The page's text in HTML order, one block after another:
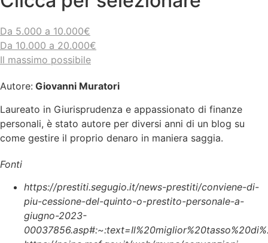
Da 5.000 a 10.000€
Da 10.000 a 20.000€
Il massimo possibile
Autore: Giovanni Muratori
Laureato in Giurisprudenza e appassionato di finanze
personali, è stato autore per diversi anni di un blog su
come gestire il proprio denaro in maniera saggia.
Fonti
https://prestiti.segugio.it/news-prestiti/conviene-di-
piu-cessione-del-quinto-o-prestito-personale-a-
giugno-2023-